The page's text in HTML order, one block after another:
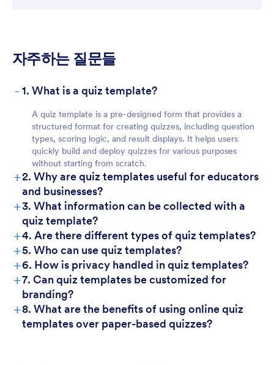
자주하는 질문들
- 1. What is a quiz template?
A quiz template is a pre-designed form that provides a
structured format for creating quizzes, including question
types, scoring logic, and result displays. It helps users
quickly build and deploy quizzes for various purposes
without starting from scratch.
+2. Why are quiz templates useful for educators
and businesses?
+3. What information can be collected with a
quiz template?
+4. Are there different types of quiz templates?
+5. Who can use quiz templates?
+6. How is privacy handled in quiz templates?
+7. Can quiz templates be customized for
branding?
+8. What are the benefits of using online quiz
templates over paper-based quizzes?